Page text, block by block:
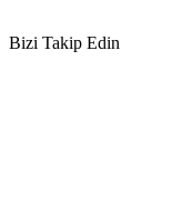
Bizi Takip Edin